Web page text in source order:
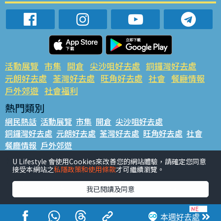
本週好去處
活動展覽 市集 開倉 尖沙咀好去處 銅鑼灣好去處
元朗好去處 荃灣好去處 旺角好去處 社會 餐廳情報
戶外郊遊 社會福利
熱門類別
網民熱話 活動展覽 市集 開倉 尖沙咀好去處
銅鑼灣好去處 元朗好去處 荃灣好去處 旺角好去處 社會
餐廳情報 戶外郊遊
熱門標籤
#UGO搵好去處 #人氣活動推介 #美食社群熱話
#ULifestyle應用程式
#UJetso禮物放送 #ULifestyle商戶中心 #著數 #網絡熱話
U Lifestyle 會使用Cookies來改善您的網站體驗，請確定您同意
接受本網站之私隱政策和使用條款才可繼續瀏覽。
我已閱讀及同意